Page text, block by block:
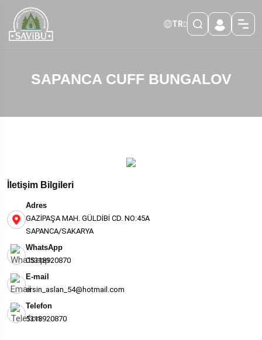
TR
SAPANCA CUFF BUNGALOV
İletişim Bilgileri
Adres
GAZİPAŞA MAH. GÜLDİBİ CD. NO:45A
SAPANCA/SAKARYA
WhatsApp
05318920870
E-mail
ersin_aslan_54@hotmail.com
Telefon
5318920870